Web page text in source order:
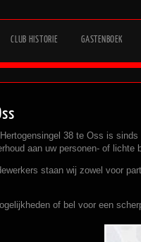
CLUB HISTORIE GASTENBOEK
38 te Oss is
aan uw personen- of lichte
staan wij zowel voor
of bel voor een